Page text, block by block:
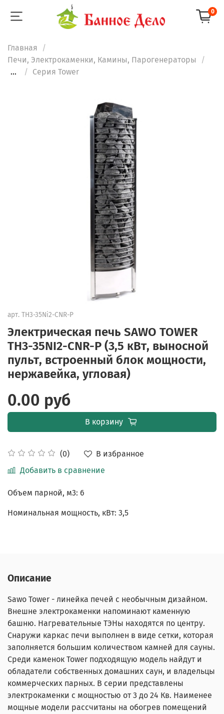
0
Главная
Печи, Электрокаменки, Камины, Парогенераторы
...
Серия Tower
арт. TH3-35Ni2-CNR-P
Электрическая печь SAWO TOWER
TH3-35NI2-CNR-P (3,5 кВт, выносной
пульт, встроенный блок мощности,
нержавейка, угловая)
(0)
В избранное
Добавить в сравнение
0.00 руб
В корзину
Объем парной, м3: 6
Номинальная мощность, кВт: 3,5
Описание
Sawo Tower - линейка печей с необычным дизайном.
Внешне электрокаменки напоминают каменную
башню. Нагревательные ТЭНы находятся по центру.
Снаружи каркас печи выполнен в виде сетки, которая
заполняется большим количеством камней для сауны.
Среди каменок Tower подходящую модель найдут и
обладатели собственных домашних саун, и владельцы
коммерческих парных. В серии представлены
электрокаменки с мощностью от 3 до 24 Кв. Наименее
мощные модели рассчитаны на обогрев помещений